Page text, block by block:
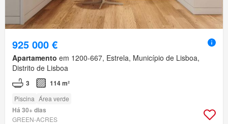
925 000 €
Apartamento em 1200-667, Estrela, Município de Lisboa,
Distrito de Lisboa
3 114 m²
Piscina Área verde
Há 30+ dias
GREEN-ACRES